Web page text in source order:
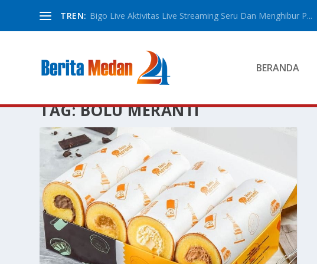
TREN: Bigo Live Aktivitas Live Streaming Seru Dan Menghibur P...
BERANDA
TAG:BOLU MERANTI